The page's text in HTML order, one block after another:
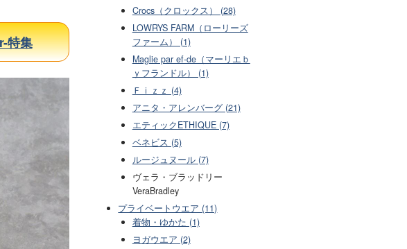
特集
Crocs（クロックス） (28)
LOWRYS FARM（ローリーズ
ファーム） (1)
Maglie par ef-de（マーリエｂ
ｙフランドル） (1)
Ｆｉｚｚ (4)
アニタ・アレンバーグ (21)
エティックETHIQUE (7)
ベネビス (5)
ルージュヌール (7)
ヴェラ・ブラッドリー
VeraBradley
プライベートウエア (11)
着物・ゆかた (1)
ヨガウエア (2)